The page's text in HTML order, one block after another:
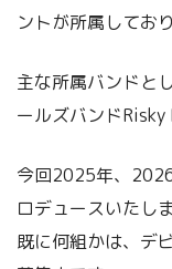
ントが所属してお
主な所属バンドと
ールズバンドRisky
今回2025年、
ロデュースいたしま
既に何組かは、デ